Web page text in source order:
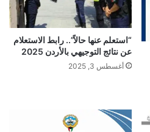
“استعلم عنها حالاً”.. رابط الاستعلام
عن نتائج التوجيهي بالأردن 2025
أغسطس 3, 2025